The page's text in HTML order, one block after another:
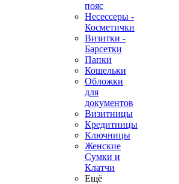
пояс
Несессеры -
Косметички
Визитки -
Барсетки
Папки
Кошельки
Обложки
для
документов
Визитницы
Кредитницы
Ключницы
Женские
Сумки и
Клатчи
Ещё